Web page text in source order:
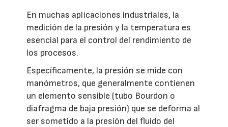
En muchas aplicaciones industriales, la
medición de la presión y la temperatura es
esencial para el control del rendimiento de
los procesos.
Específicamente, la presión se mide con
manómetros, que generalmente contienen
un elemento sensible (tubo Bourdon o
diafragma de baja presión) que se deforma al
ser sometido a la presión del fluido del